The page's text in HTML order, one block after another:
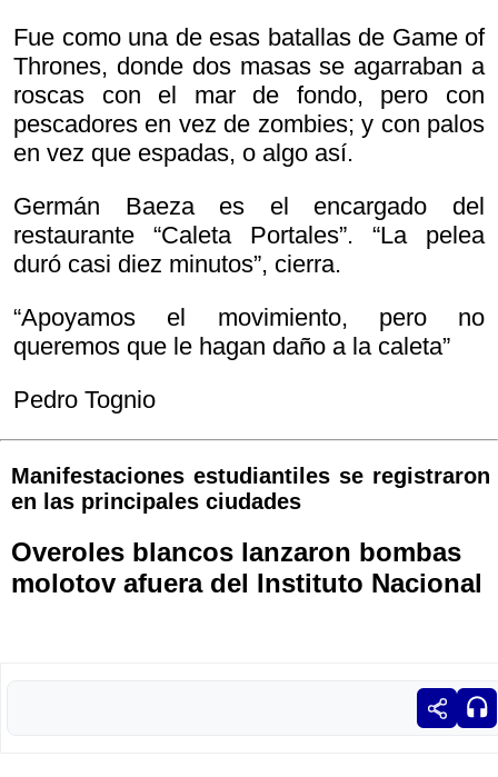
Fue como una de esas batallas de Game of
Thrones, donde dos masas se agarraban a
roscas con el mar de fondo, pero con
pescadores en vez de zombies; y con palos
en vez que espadas, o algo así.
Germán Baeza es el encargado del
restaurante “Caleta Portales”. “La pelea
duró casi diez minutos”, cierra.
“Apoyamos el movimiento, pero no
queremos que le hagan daño a la caleta”
Pedro Tognio
Manifestaciones estudiantiles se registraron
en las principales ciudades
Overoles blancos lanzaron bombas
molotov afuera del Instituto Nacional